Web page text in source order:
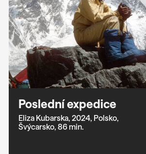
Poslední expedice
Eliza Kubarska, 2024, Polsko,
Švýcarsko, 86 min.